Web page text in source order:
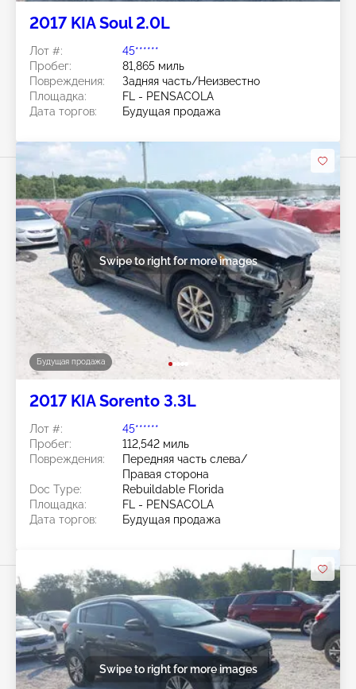
2017 KIA Soul 2.0L
Лот #:
45******
Пробег:
81,865 миль
Повреждения:
Задняя часть/Неизвестно
Площадка:
FL - PENSACOLA
Дата торгов:
Будущая продажа
Будущая продажа
Swipe to right for more images
2017 KIA Sorento 3.3L
Лот #:
45******
Пробег:
112,542 миль
Повреждения:
Передняя часть слева/
Правая сторона
Doc Type:
Rebuildable Florida
Площадка:
FL - PENSACOLA
Дата торгов:
Будущая продажа
Swipe to right for more images